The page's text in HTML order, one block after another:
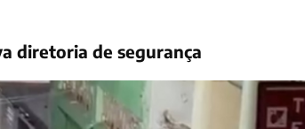
diretoria de segurança